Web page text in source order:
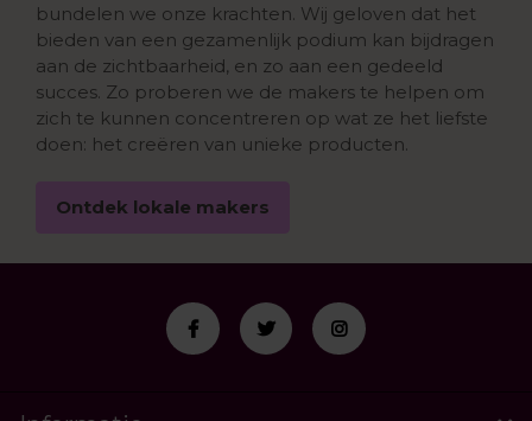
bundelen we onze krachten. Wij geloven dat het
bieden van een gezamenlijk podium kan bijdragen
aan de zichtbaarheid, en zo aan een gedeeld
succes. Zo proberen we de makers te helpen om
zich te kunnen concentreren op wat ze het liefste
doen: het creëren van unieke producten.
Ontdek lokale makers